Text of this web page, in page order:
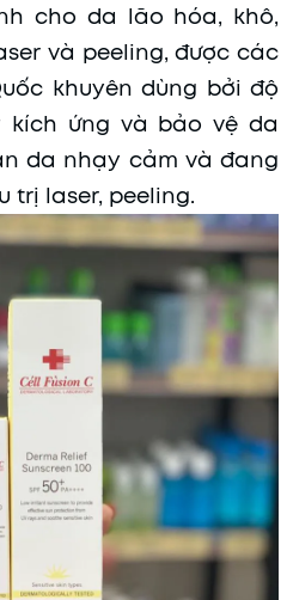
cho da lão hóa, khô,
và peeling, được các
khuyên dùng bởi độ
kích ứng và bảo vệ da
da nhạy cảm và đang
trị laser, peeling.